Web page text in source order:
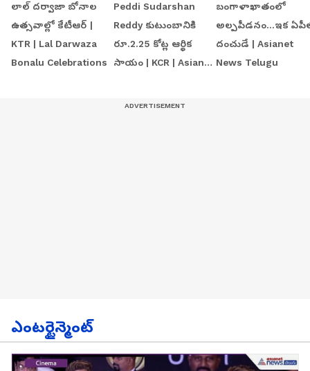
లాల్ దర్వాజా బోనాల
ఉత్సవాల్లో కేటీఆర్ |
KTR | Lal Darwaza
Bonalu Celebrations
Peddi Sudarshan
Reddy కుటుంబానికి
రూ.2.25 కోట్ల ఆర్థిక
సాయం | KCR | Asianet
బంగాళాఖాతంలో
అల్పపీడనం...ఇక
దంచుడే | Asianet
News Telugu
ఎంటర్టైన్మెంట్